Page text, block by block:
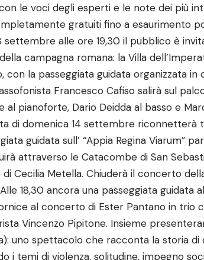
le voci degli esperti e le note dei più
gratuiti fino a esaurimento
settembre alle ore 19,30 il pubblico è
campagna romana: la Villa
con la passeggiata guidata organizzata
Francesco Cafiso salirà sul
al pianoforte, Dario Deidda al basso e
di domenica 14 settembre riconnetterà
guidata sull’ “Appia Regina Viarum”
attraverso le Catacombe di San
di Cecilia Metella. Chiuderà il concerto
18,30 ancora una passeggiata guidata
al concerto di Ester Pantano in trio
Vincenzo Pipitone. Insieme
uno spettacolo che racconta la storia
i temi di violenza, solitudine, impegno